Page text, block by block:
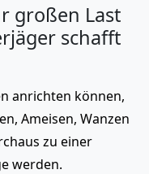
großen Last
schafft
anrichten können,
Ameisen, Wanzen
zu einer
werden.